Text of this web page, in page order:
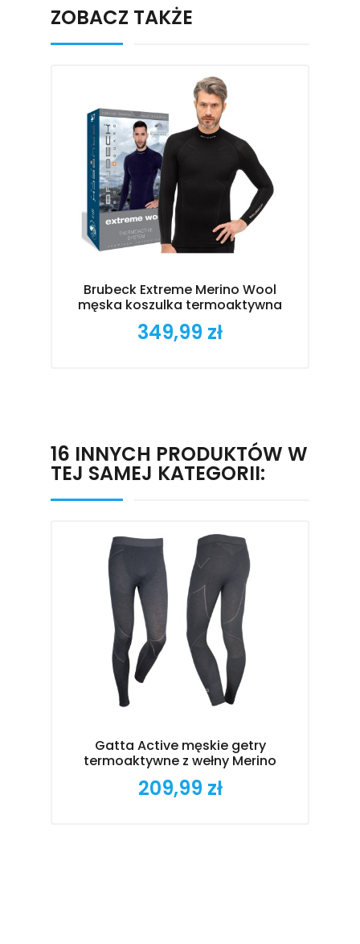
ZOBACZ TAKŻE
Brubeck Extreme Merino Wool
męska koszulka termoaktywna
Cena
349,99 zł
16 INNYCH PRODUKTÓW W
TEJ SAMEJ KATEGORII:
Gatta Active męskie getry
termoaktywne z wełny Merino
Cena
209,99 zł